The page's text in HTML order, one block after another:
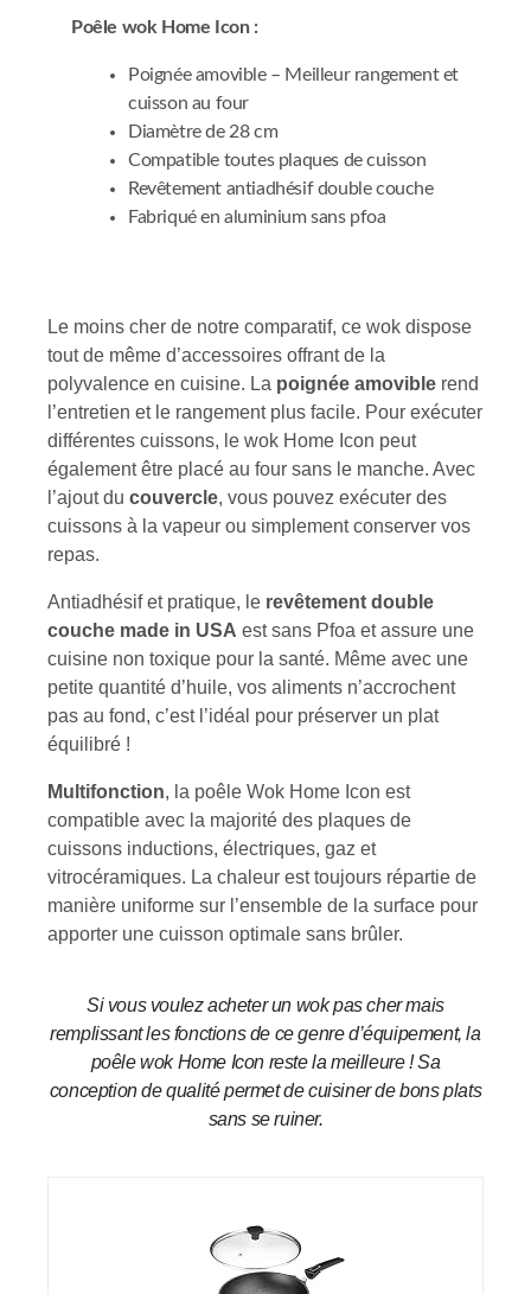
Poêle wok Home Icon :
Poignée amovible – Meilleur rangement et
cuisson au four
Diamètre de 28 cm
Compatible toutes plaques de cuisson
Revêtement antiadhésif double couche
Fabriqué en aluminium sans pfoa
Le moins cher de notre comparatif, ce wok dispose
tout de même d’accessoires offrant de la
polyvalence en cuisine. La poignée amovible rend
l’entretien et le rangement plus facile. Pour exécuter
différentes cuissons, le wok Home Icon peut
également être placé au four sans le manche. Avec
l’ajout du couvercle, vous pouvez exécuter des
cuissons à la vapeur ou simplement conserver vos
repas.
Antiadhésif et pratique, le revêtement double
couche made in USA est sans Pfoa et assure une
cuisine non toxique pour la santé. Même avec une
petite quantité d’huile, vos aliments n’accrochent
pas au fond, c’est l’idéal pour préserver un plat
équilibré !
Multifonction, la poêle Wok Home Icon est
compatible avec la majorité des plaques de
cuissons inductions, électriques, gaz et
vitrocéramiques. La chaleur est toujours répartie de
manière uniforme sur l’ensemble de la surface pour
apporter une cuisson optimale sans brûler.
Si vous voulez acheter un wok pas cher mais
remplissant les fonctions de ce genre d’équipement, la
poêle wok Home Icon reste la meilleure ! Sa
conception de qualité permet de cuisiner de bons plats
sans se ruiner.